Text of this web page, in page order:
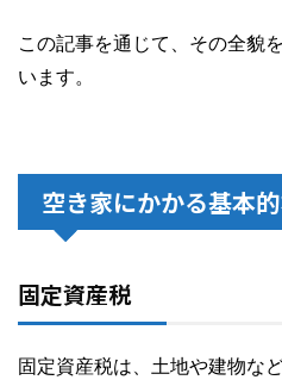
この記事を通じて、その全貌
います。
空き家にかかる基本
固定資産税
固定資産税は、土地や建物な